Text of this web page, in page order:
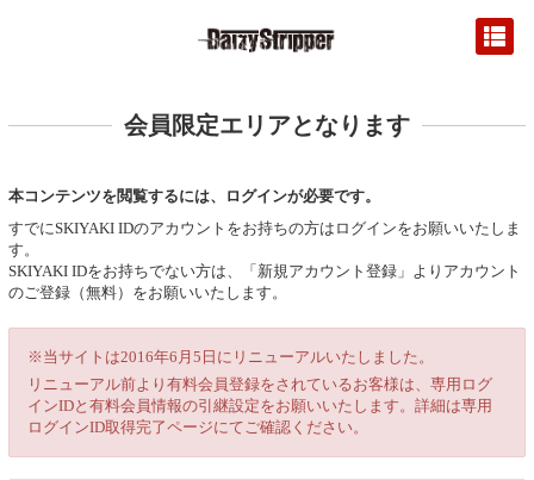
会員限定エリアとなります
本コンテンツを閲覧するには、ログインが必要です。
すでにSKIYAKI IDのアカウントをお持ちの方はログインをお願いいたしま
す。
SKIYAKI IDをお持ちでない方は、「新規アカウント登録」よりアカウント
のご登録（無料）をお願いいたします。
※当サイトは2016年6月5日にリニューアルいたしました。
リニューアル前より有料会員登録をされているお客様は、専用ログ
インIDと有料会員情報の引継設定をお願いいたします。詳細は専用
ログインID取得完了ページにてご確認ください。